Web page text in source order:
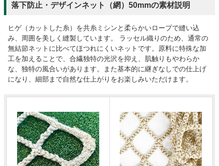
落下防止・デザインネット（網）50mmの素材説明
ヒゲ（カットした糸）を共糸ミシンと柔らかいロープで縫い込
み、周囲を美しく縫製しています。 ラッセル織りのため、通常の
無結節ネットに比べてほつれにくいネットです。原料に特殊な加
工を加えることで、合繊独特の光沢を抑え、肌触りもやわらか
な、独特の風合いがあります。また基本的に継ぎなしでの仕上げ
になり、細部まで自然な仕上がりをお楽しみいただけます。